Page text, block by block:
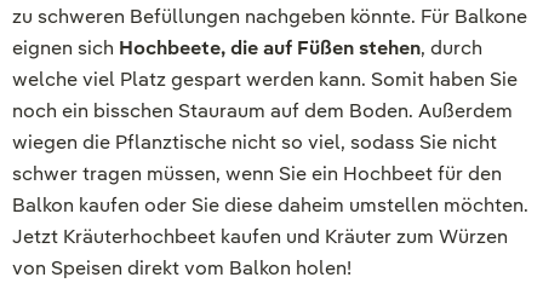
zu schweren Befüllungen nachgeben könnte. Für Balkone
eignen sich Hochbeete, die auf Füßen stehen, durch
welche viel Platz gespart werden kann. Somit haben Sie
noch ein bisschen Stauraum auf dem Boden. Außerdem
wiegen die Pflanztische nicht so viel, sodass Sie nicht
schwer tragen müssen, wenn Sie ein Hochbeet für den
Balkon kaufen oder Sie diese daheim umstellen möchten.
Jetzt Kräuterhochbeet kaufen und Kräuter zum Würzen
von Speisen direkt vom Balkon holen!